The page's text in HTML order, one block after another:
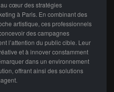
cœur des stratégies
à Paris. En combinant des
artistique, ces professionnels
des campagnes
l’attention du public cible. Leur
et à innover constamment
dans un environnement
offrant ainsi des solutions